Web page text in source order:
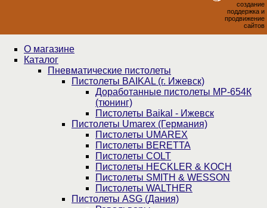
создание
поддержка и
продвижение
сайтов
О магазине
Каталог
Пнев­ма­ти­чес­кие пистолеты
Пистолеты BAIKAL (г. Ижевск)
Доработанные пистолеты МР-654К
(тюнинг)
Пистолеты Baikal - Ижевск
Пистолеты Umarex (Германия)
Пистолеты UMAREX
Пистолеты BERETTA
Пистолеты COLT
Пистолеты HECKLER & KOCH
Пистолеты SMITH & WESSON
Пистолеты WALTHER
Пистолеты ASG (Дания)